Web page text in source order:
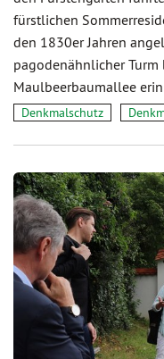
fürstlichen
den 1830er Jahren
pagodenähnlicher
Maulbeerbaumallee
Denkmalschutz